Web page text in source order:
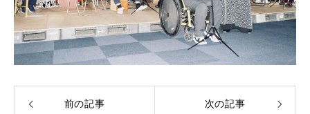
前の記事 次の記事